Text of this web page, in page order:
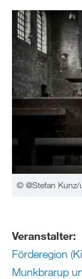
© @Stefan
Veranstalter:
Förderegion
Munkbrarup